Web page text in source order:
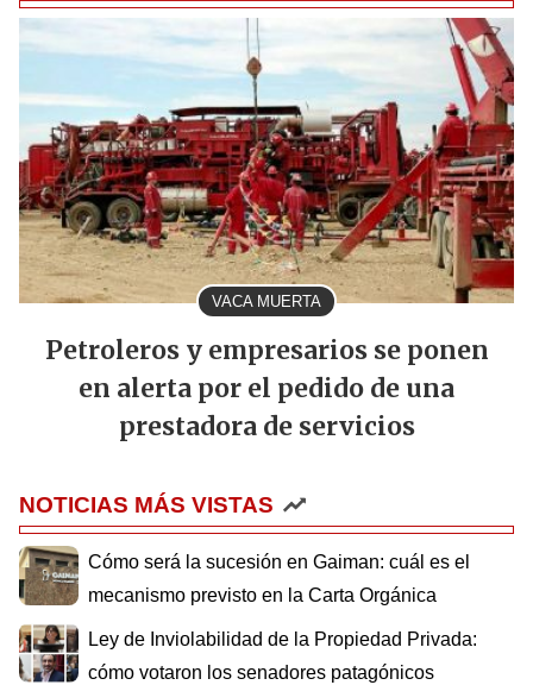
VACA MUERTA
Petroleros y empresarios se ponen
en alerta por el pedido de una
prestadora de servicios
NOTICIAS MÁS VISTAS
Cómo será la sucesión en Gaiman: cuál es el
mecanismo previsto en la Carta Orgánica
Ley de Inviolabilidad de la Propiedad Privada:
cómo votaron los senadores patagónicos